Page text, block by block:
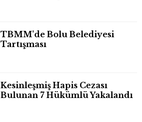
TBMM'de Bolu Belediyesi
Tartışması
Kesinleşmiş Hapis Cezası
Bulunan 7 Hükümlü Yakalandı